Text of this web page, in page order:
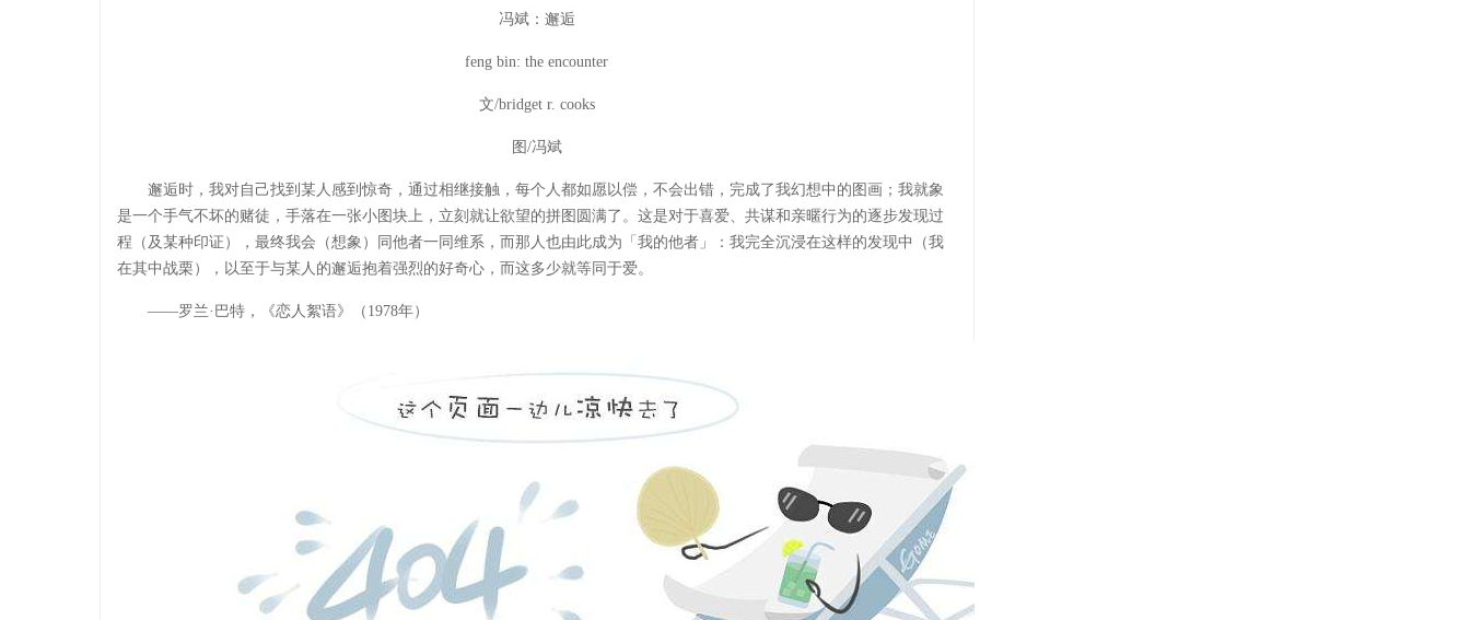
冯斌：邂逅
feng bin: the encounter
文/bridget r. cooks
图/冯斌
邂逅时，我对自己找到某人感到惊奇，通过相继接触，每个人都如愿以偿，不会出错，完成了我幻想中的图画；我就象
是一个手气不坏的赌徒，手落在一张小图块上，立刻就让欲望的拼图圆满了。这是对于喜爱、共谋和亲暱行为的逐步发现过
程（及某种印证），最终我会（想象）同他者一同维系，而那人也由此成为「我的他者」：我完全沉浸在这样的发现中（我
在其中战栗），以至于与某人的邂逅抱着强烈的好奇心，而这多少就等同于爱。
——罗兰·巴特，《恋人絮语》（1978年）